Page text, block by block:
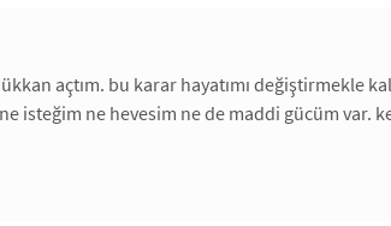
açtım. bu karar hayatımı değiştirmekle
isteğim ne hevesim ne de maddi gücüm var.